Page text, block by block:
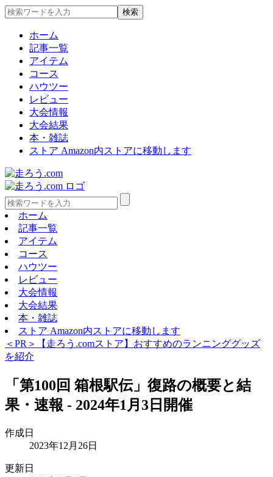
ホーム
記事一覧
アイテム
コース
ハウツー
レビュー
大会情報
大会結果
本・雑誌
ストア Amazon内ストアに移動します
ホーム
記事一覧
アイテム
コース
ハウツー
レビュー
大会情報
大会結果
本・雑誌
ストア Amazon内ストアに移動します
＜PR＞【走ろう.comストア】おすすめのランニンググッズ
を紹介
「第100回 箱根駅伝」復路の概要と結
果・速報 - 2024年1月3日開催
作成日
2023年12月26日
更新日